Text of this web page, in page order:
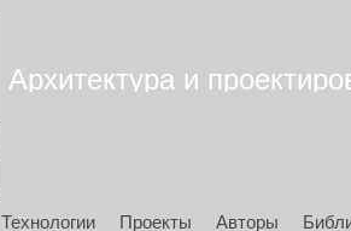
Архитектура и
Технологии Проекты Авторы